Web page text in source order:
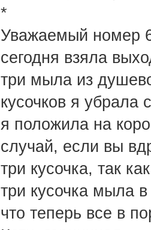
*
Уважаемый номер
сегодня взяла
три мыла из
кусочков я
я положила на
случай, если вы
три кусочка, так
три кусочка мыла
что теперь все в